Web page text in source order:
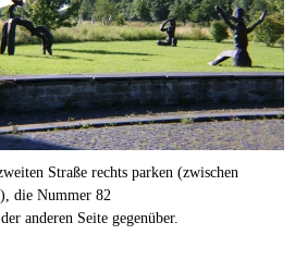
Straße rechts parken (zwischen
die Nummer 82
anderen Seite gegenüber.